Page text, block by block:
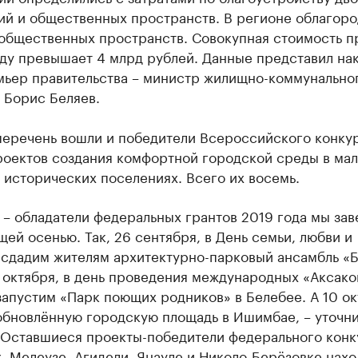
и общественных пространств. В регионе
пространств. Совокупная стоимость
превышает 4 млрд рублей. Данные представил
правительства – министр жилищно-
Борис Беляев.
вошли и победители Всероссийского
создания комфортной городской среды в
поселениях. Всего их восемь.
обладатели федеральных грантов 2019 года мы
осенью. Так, 26 сентября, в День семьи, любви и
жителям архитектурно-парковый ансамбль
в день проведения международных
«Парк поющих родников» в Белебее. А 10
городскую площадь в Ишимбае, –
проекты-победители федерального